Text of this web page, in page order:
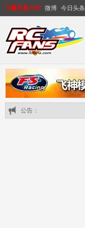
下载手机APP 微博 今日头条
公告：